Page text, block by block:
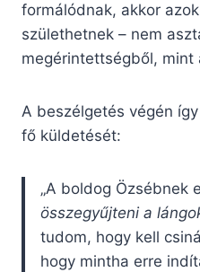
formálódnak, akkor
születhetnek – nem
megérintettségből,
A beszélgetés végén
fő küldetését:
„A boldog Özsébnek
összegyűjteni a
tudom, hogy kell
hogy mintha erre